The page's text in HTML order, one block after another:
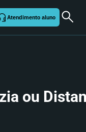
Atendimento aluno
ou